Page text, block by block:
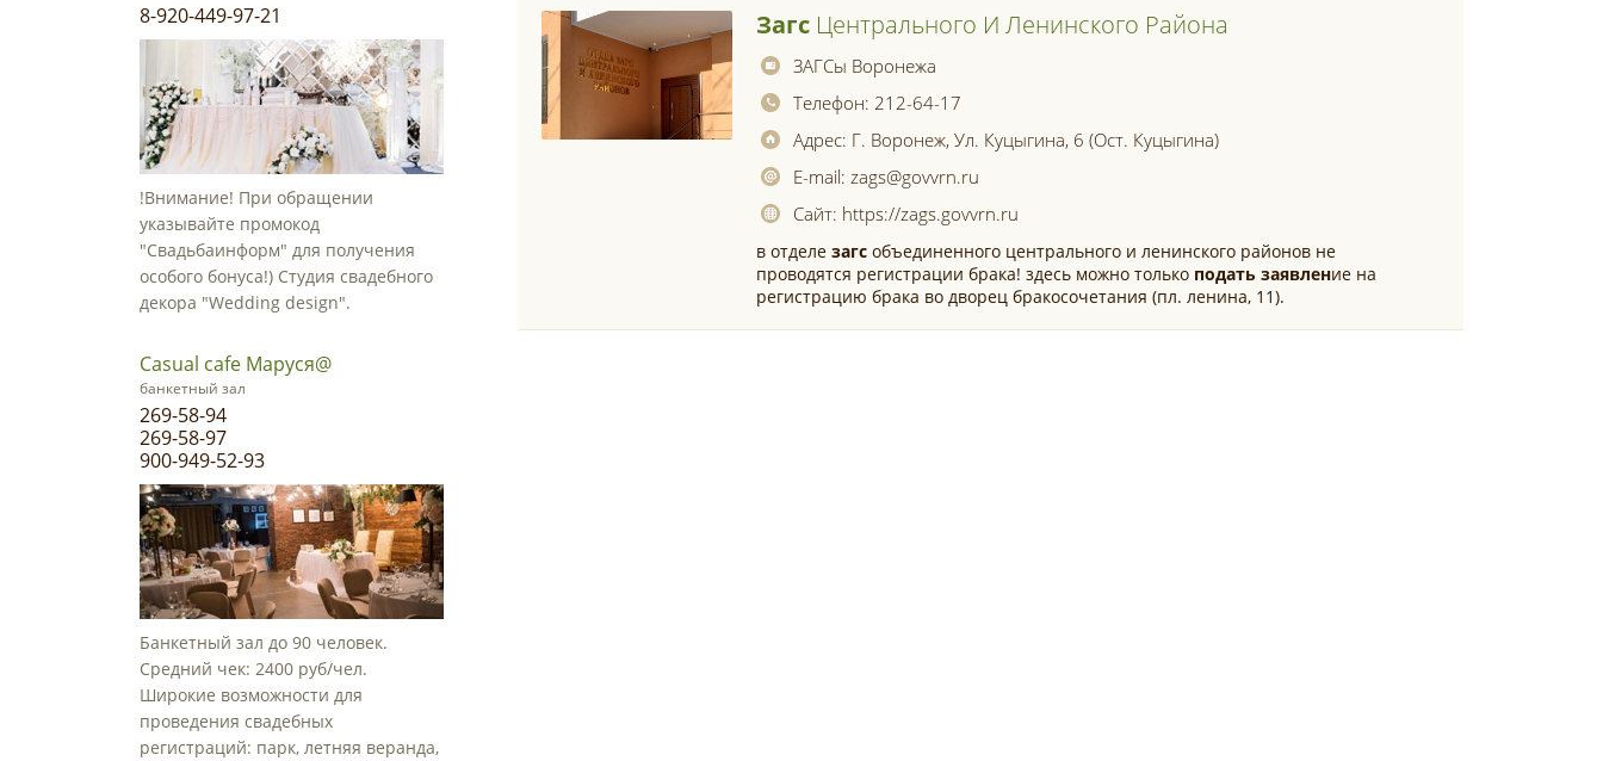
Загс Центрального И Ленинского Района
ЗАГСы Воронежа
Телефон:212-64-17
Адрес: Г. Воронеж, Ул. Куцыгина, 6 (ост. Куцыгина)
E-mail:zags@govvrn.ru
Сайт: https://zags.govvrn.ru
в отделезагс объединенного центрального и ленинского районов не
проводятся регистрации брака! здесь можно только подать заявление на
регистрацию брака во дворец бракосочетания (пл. ленина, 11).
8-920-449-97-21
!Внимание! При обращении
указывайте промокод
"Свадьбаинформ" для получения
особого бонуса!) Студия свадебного
декора "Wedding design".
Casual cafe Маруся@
банкетный зал
269-58-94
269-58-97
900-949-52-93
Банкетный зал до 90 человек.
Средний чек: 2400 руб/чел.
Широкие возможности для
проведения свадебных
регистраций: парк, летняя веранда,